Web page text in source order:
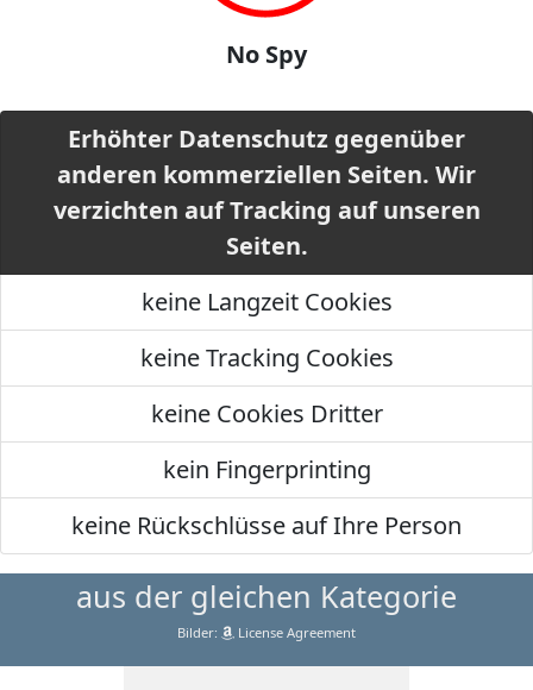
No Spy
Erhöhter Datenschutz gegenüber
anderen kommerziellen Seiten. Wir
verzichten auf Tracking auf unseren
Seiten.
keine Langzeit Cookies
keine Tracking Cookies
keine Cookies Dritter
kein Fingerprinting
keine Rückschlüsse auf Ihre Person
aus der gleichen Kategorie
Bilder: License Agreement